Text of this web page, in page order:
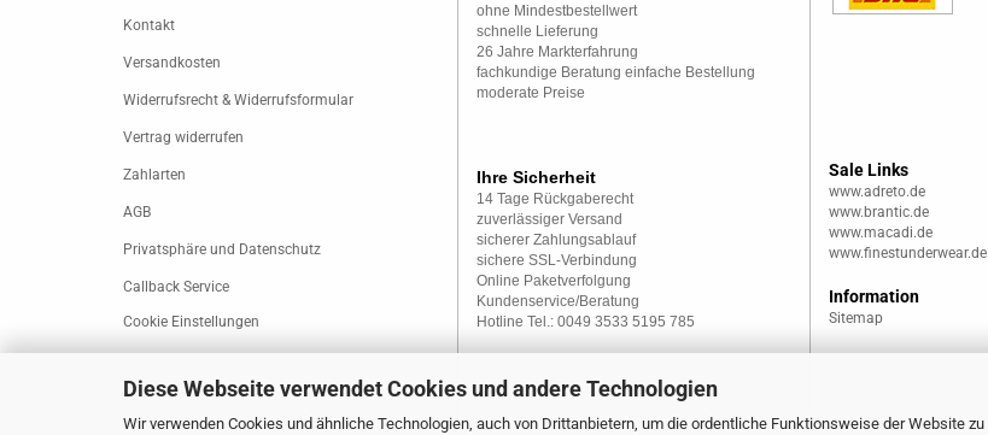
Diese Webseite verwendet Cookies und andere Technologien
Wir verwenden Cookies und ähnliche Technologien, auch von Drittanbietern, um die ordentliche Funktionsweise der Website zu
Kontakt
Versandkosten
Widerrufsrecht & Widerrufsformular
Vertrag widerrufen
Zahlarten
AGB
Privatsphäre und Datenschutz
Callback Service
Cookie Einstellungen
ohne Mindestbestellwert
schnelle Lieferung
26 Jahre Markterfahrung
fachkundige Beratung einfache Bestellung
moderate Preise
Ihre Sicherheit
14 Tage Rückgaberecht
zuverlässiger Versand
sicherer Zahlungsablauf
sichere SSL-Verbindung
Online Paketverfolgung
Kundenservice/Beratung
Hotline Tel.: 0049 3533 5195 785
Sale Links
www.adreto.de
www.brantic.de
www.macadi.de
www.finestunderwear.de
Information
Sitemap